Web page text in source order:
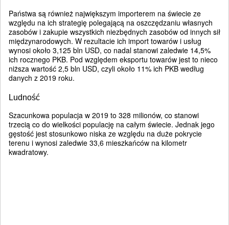
Państwa są również największym importerem na świecie ze
względu na ich strategię polegającą na oszczędzaniu własnych
zasobów i zakupie wszystkich niezbędnych zasobów od innych sił
międzynarodowych. W rezultacie ich import towarów i usług
wynosi około 3,125 bln USD, co nadal stanowi zaledwie 14,5%
ich rocznego PKB. Pod względem eksportu towarów jest to nieco
niższa wartość 2,5 bln USD, czyli około 11% ich PKB według
danych z 2019 roku.
Ludność
Szacunkowa populacja w 2019 to 328 milionów, co stanowi
trzecią co do wielkości populację na całym świecie. Jednak jego
gęstość jest stosunkowo niska ze względu na duże pokrycie
terenu i wynosi zaledwie 33,6 mieszkańców na kilometr
kwadratowy.